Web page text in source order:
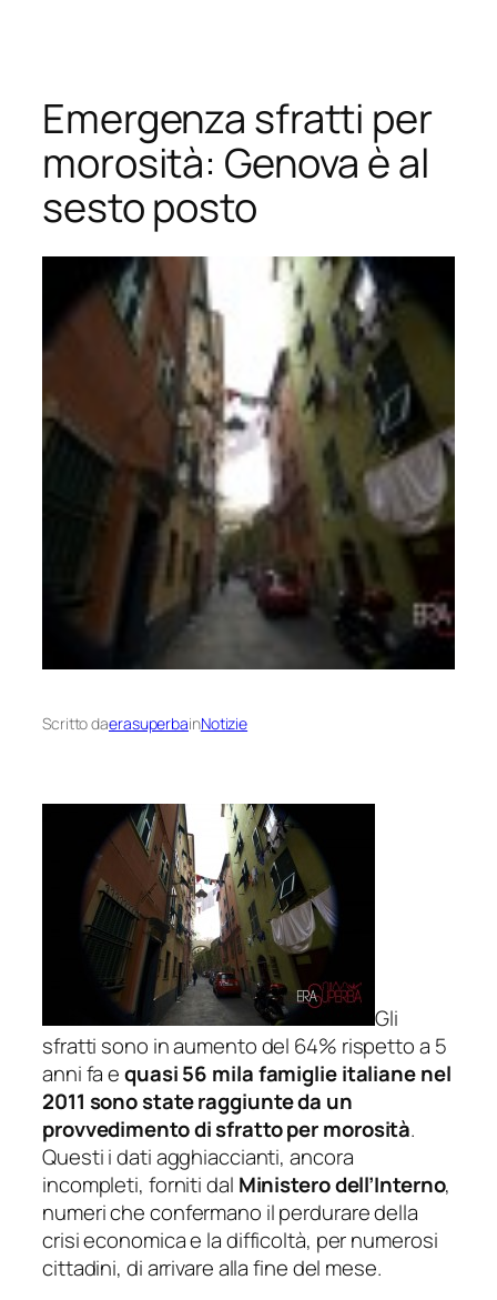
contenuto
Emergenza sfratti per
morosità: Genova è al
sesto posto
Scritto daerasuperbainNotizie
Gli
sfratti sono in aumento del 64% rispetto a 5
anni fa equasi 56 mila famiglie italiane nel
2011 sono state raggiunte da un
provvedimento di sfratto per morosità.
Questi i dati agghiaccianti, ancora
incompleti, forniti dal Ministero dell’Interno,
numeri che confermano il perdurare della
crisi economica e la difficoltà, per numerosi
cittadini, di arrivare alla fine del mese.